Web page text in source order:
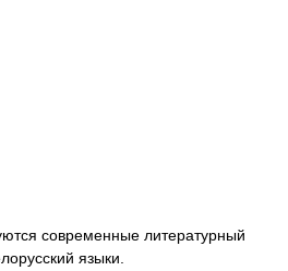
современные литературный
языки.